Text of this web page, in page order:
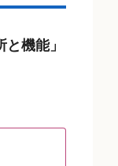
機能」